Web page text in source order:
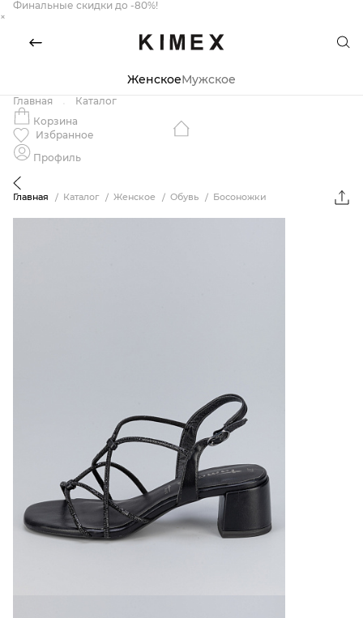
Финальные скидки до -80%!
×
ЖенскоеМужское
Главная
Каталог
Корзина
Избранное
Профиль
Главная Каталог Женское Обувь Босоножки